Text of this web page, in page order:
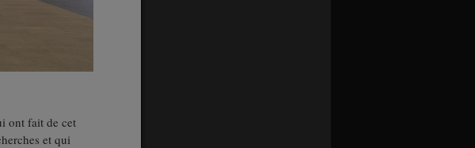
ont fait de cet
et qui